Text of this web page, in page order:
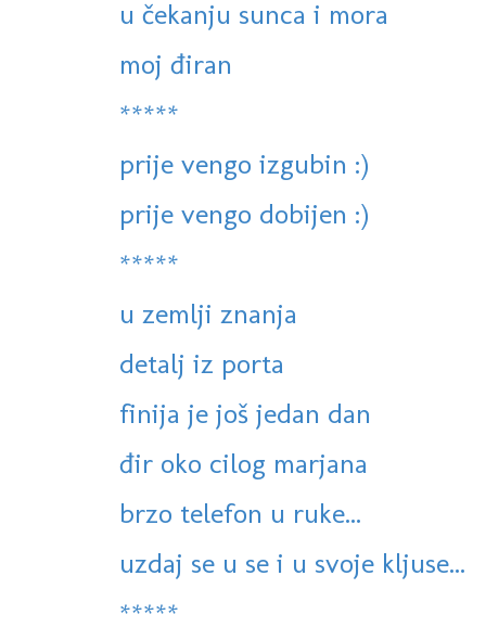
u čekanju sunca i mora
moj điran
*****
prije vengo izgubin :)
prije vengo dobijen :)
*****
u zemlji znanja
detalj iz porta
finija je još jedan dan
đir oko cilog marjana
brzo telefon u ruke...
uzdaj se u se i u svoje kljuse...
*****